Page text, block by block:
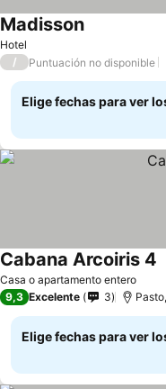
Hotel
MadissonVer precios
/ Puntuación no disponible
Elige fechas para ver
Casa o apartamento entero
Cabana Arcoiris 4
9,3 Excelente 3
Elige fechas para ver